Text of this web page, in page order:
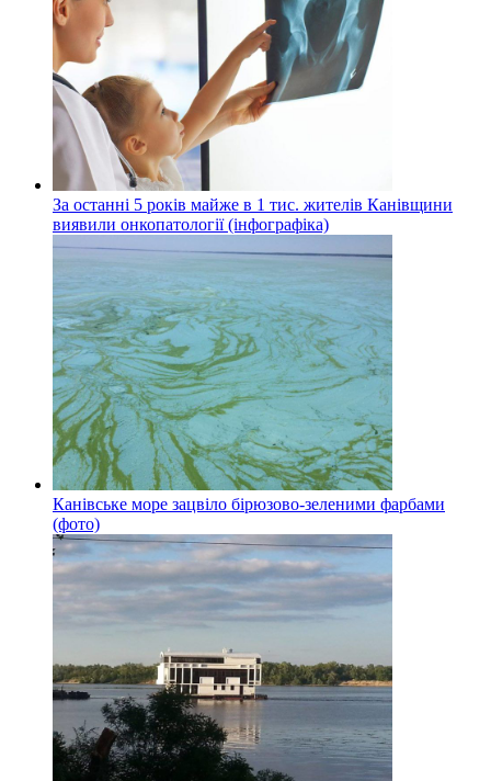
За останні 5 років майже в 1 тис. жителів Канівщини
виявили онкопатології (інфографіка)
Канівське море зацвіло бірюзово-зеленими фарбами
(фото)